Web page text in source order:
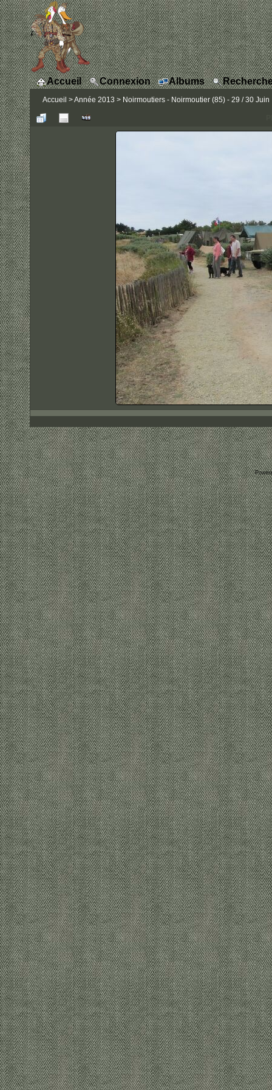
Accueil Connexion Albums
Accueil >Année 2013 > Noirmoutiers - Noirmoutier (85) - 29 / 30 Juin